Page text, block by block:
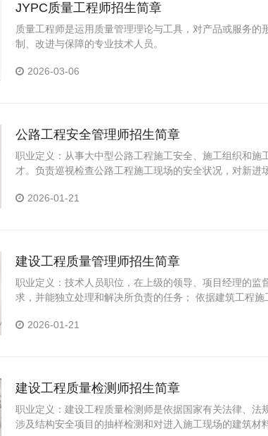
JYPC质量工程师招生简章
质量工程师是运用质量管理理论与工具，对产品或服务的
制、改进与保障的专业技术人员。
2026-03-06
公路工程安全管理师招生简章
职业定义：从事大中型公路工程施工安全、施工组织和施
才。负责巡视检查公路工程施工现场的安全状况，对新进
理或相关领导汇报并有权要求立即停止公路工程施工作业
2026-01-21
建设工程质量管理师招生简章
职业定义：技术人员职位，在上级的领导、项目经理的监
求，并能独立处理和解决所负责的任务； 依据建筑工程
在施工过程中各工序的质量检查； 对建筑工程原材料的样
2026-01-21
建设工程质量检测师招生简章
职业定义：建设工程质量检测师是依据国家有关法律、法
涉及结构安全项目的抽样检测和对进入施工现场的建筑材